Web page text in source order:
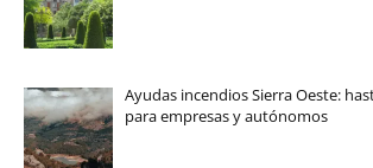
Ayudas incendios Sierra Oeste:
para empresas y autónomos